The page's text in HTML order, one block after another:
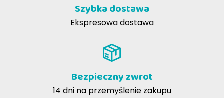
Szybka dostawa
Ekspresowa dostawa
Bezpieczny zwrot
14 dni na przemyślenie zakupu